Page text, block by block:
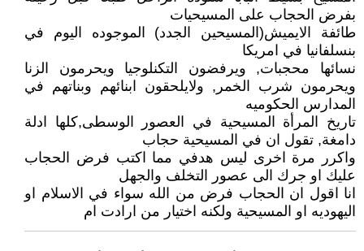
بفرض الحجاب على المسيحيات
طائفة الايميش(المسيحين الجدد) الموجوده اليوم في
بنسلفانيا في امريكا
نسائها محجبات, ويرفضون التكنلوجيا ويحرمون الزنا
ويحرمون شرب الخمر, ولايلحقون ابنائهم وبناتهم في
المدارس الحكوميه
تاريخ المرأة المسيحية في العصور الوسطى,كلها ادلة
دامغة, تقول ان في المسيحية حجاب
واكرر مرة اخرى ليس هدفي مما اكتب فرض الحجاب
عليك او جرك الى عصور التخلف والجهل
انا اقول ان الحجاب فرض من الله سواء في الاسلام او
اليهوديه او المسيحية ولكنه اختيار من ارادت ام